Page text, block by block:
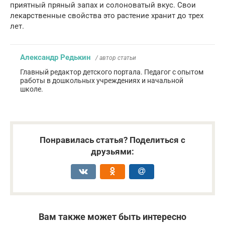
приятный пряный запах и солоноватый вкус. Свои
лекарственные свойства это растение хранит до трех
лет.
Александр Редькин / автор статьи
Главный редактор детского портала. Педагог с опытом
работы в дошкольных учреждениях и начальной
школе.
Понравилась статья? Поделиться с
друзьями:
Вам также может быть интересно